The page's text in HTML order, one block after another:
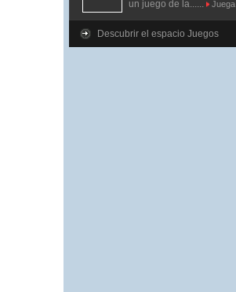
un juego de la......
Juega
Descubrir el espacio Juegos